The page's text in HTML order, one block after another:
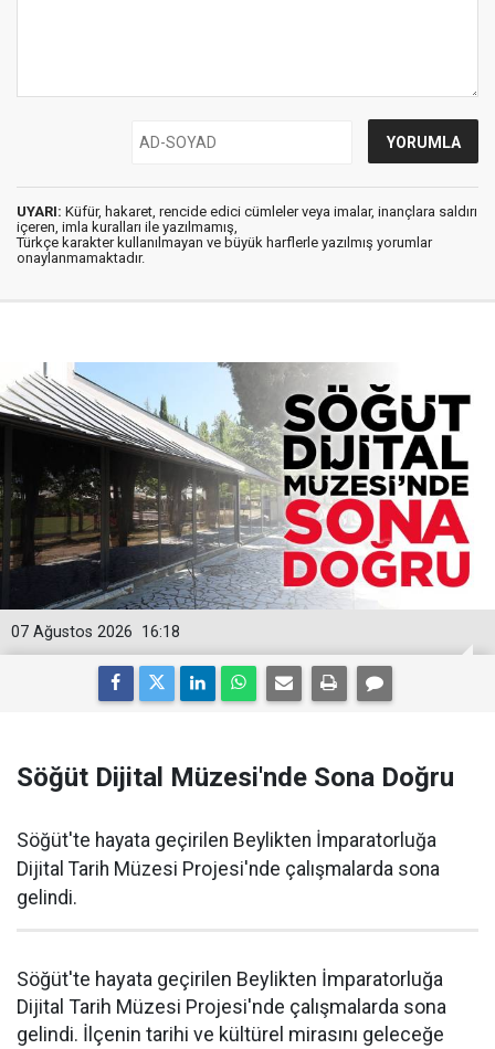
UYARI: Küfür, hakaret, rencide edici cümleler veya imalar, inançlara saldırı
içeren, imla kuralları ile yazılmamış,
Türkçe karakter kullanılmayan ve büyük harflerle yazılmış yorumlar
onaylanmamaktadır.
16:18
07 Ağustos 2026
Söğüt Dijital Müzesi'nde Sona Doğru
Söğüt'te hayata geçirilen Beylikten İmparatorluğa
Dijital Tarih Müzesi Projesi'nde çalışmalarda sona
gelindi.
Söğüt'te hayata geçirilen Beylikten İmparatorluğa
Dijital Tarih Müzesi Projesi'nde çalışmalarda sona
gelindi. İlçenin tarihi ve kültürel mirasını geleceğe